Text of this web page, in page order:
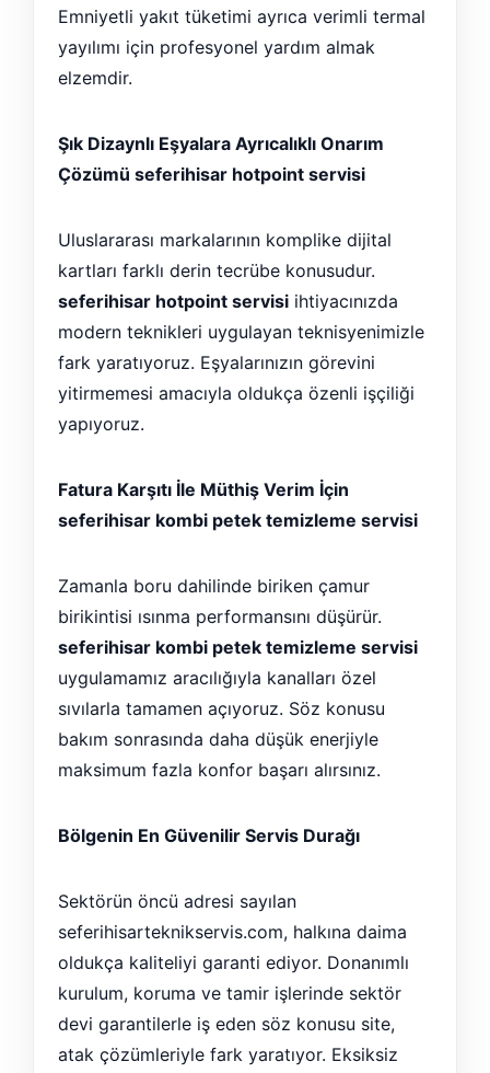
Emniyetli yakıt tüketimi ayrıca verimli termal
yayılımı için profesyonel yardım almak
elzemdir.
Şık Dizaynlı Eşyalara Ayrıcalıklı Onarım
Çözümü seferihisar hotpoint servisi
Uluslararası markalarının komplike dijital
kartları farklı derin tecrübe konusudur.
seferihisar hotpoint servisi ihtiyacınızda
modern teknikleri uygulayan teknisyenimizle
fark yaratıyoruz. Eşyalarınızın görevini
yitirmemesi amacıyla oldukça özenli işçiliği
yapıyoruz.
Fatura Karşıtı İle Müthiş Verim İçin
seferihisar kombi petek temizleme servisi
Zamanla boru dahilinde biriken çamur
birikintisi ısınma performansını düşürür.
seferihisar kombi petek temizleme servisi
uygulamamız aracılığıyla kanalları özel
sıvılarla tamamen açıyoruz. Söz konusu
bakım sonrasında daha düşük enerjiyle
maksimum fazla konfor başarı alırsınız.
Bölgenin En Güvenilir Servis Durağı
Sektörün öncü adresi sayılan
seferihisarteknikservis.com, halkına daima
oldukça kaliteliyi garanti ediyor. Donanımlı
kurulum, koruma ve tamir işlerinde sektör
devi garantilerle iş eden söz konusu site,
atak çözümleriyle fark yaratıyor. Eksiksiz